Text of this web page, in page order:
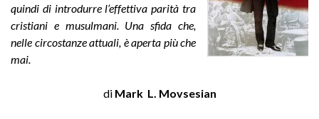
quindi di introdurre l’effettiva parità tra
cristiani e musulmani. Una sfida che,
nelle circostanze attuali, è aperta più che
mai.
di Mark L. Movsesian